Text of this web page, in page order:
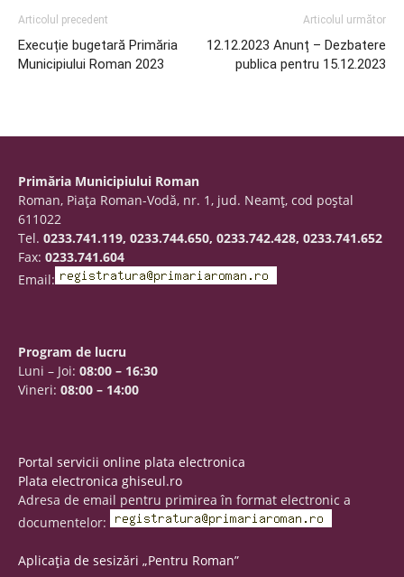
Articolul precedent
Execuție bugetară Primăria
Municipiului Roman 2023
Articolul următor
12.12.2023 Anunț – Dezbatere
publica pentru 15.12.2023
Primăria Municipiului Roman
Roman, Piaţa Roman-Vodă, nr. 1, jud. Neamţ, cod poştal
611022
Tel. 0233.741.119, 0233.744.650, 0233.742.428, 0233.741.652
Fax: 0233.741.604
Email:
Program de lucru
Luni – Joi: 08:00 – 16:30
Vineri: 08:00 – 14:00
Portal servicii online plata electronica
Plata electronica ghiseul.ro
Adresa de email pentru primirea în format electronic a
documentelor:
Aplicația de sesizări „Pentru Roman”